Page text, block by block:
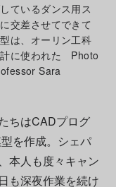
ているダンス用ス
交差させてできて
は、オーリン工科
計に使われた Photo
Sara
ちはCADプログ
を作成。シェパ
本人も度々キャン
も深夜作業を続け